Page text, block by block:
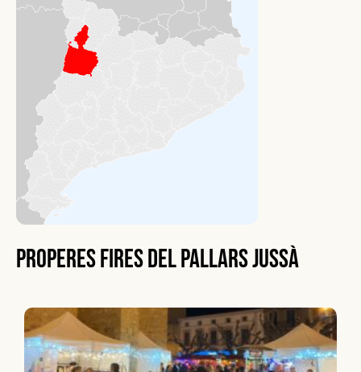
Properes fires del Pallars Jussà